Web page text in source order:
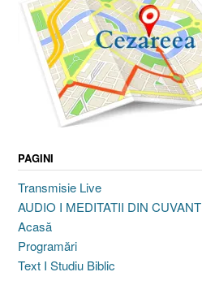
PAGINI
Transmisie Live
AUDIO I MEDITATII DIN CUVANT
Acasă
Programări
Text I Studiu Biblic